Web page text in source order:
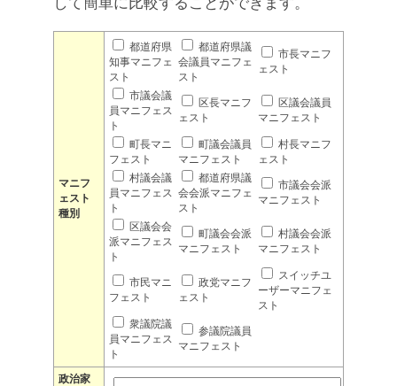
マニフ
ェスト
種別
都道府県
知事マニフェ
スト
都道府県議
会議員マニフェ
スト
市長マニフ
ェスト
市議会議
員マニフェス
ト
区長マニフ
ェスト
区議会議員
マニフェスト
町長マニ
フェスト
町議会議員
マニフェスト
村長マニフ
ェスト
村議会議
員マニフェス
ト
都道府県議
会会派マニフェ
スト
市議会会派
マニフェスト
区議会会
派マニフェス
ト
町議会会派
マニフェスト
村議会会派
マニフェスト
市民マニ
フェスト
政党マニフ
ェスト
スイッチユ
ーザーマニフェ
スト
衆議院議
員マニフェス
ト
参議院議員
マニフェスト
政治家